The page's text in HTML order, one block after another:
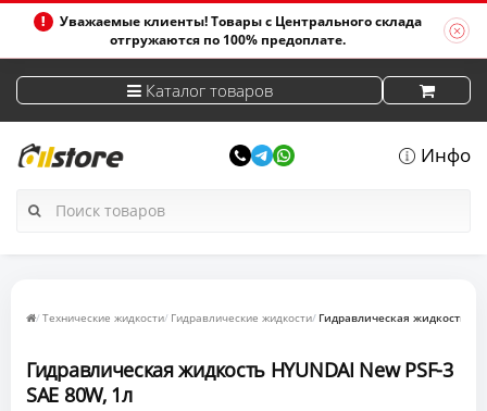
Уважаемые клиенты! Товары с Центрального склада
отгружаются по 100% предоплате.
Каталог товаров
Инфо
Технические жидкости Гидравлические жидкости Гидравлическая жидкость
Гидравлическая жидкость HYUNDAI New PSF-3
SAE 80W, 1л